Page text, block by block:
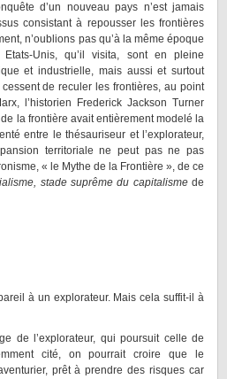
d’un nouveau pays n’est jamais
consistant à repousser les frontières
n’oublions pas qu’à la même époque
Unis, qu’il visita, sont en pleine
et industrielle, mais aussi et surtout
de reculer les frontières, au point
l’historien Frederick Jackson Turner
la frontière avait entièrement modelé la
entre le thésauriseur et l’explorateur,
territoriale ne peut pas ne pas
« le Mythe de la Frontière », de ce
stade suprême du capitalismede
à un explorateur. Mais cela suffit-il à
de l’explorateur, qui poursuit celle de
cité, on pourrait croire que le
prêt à prendre des risques car